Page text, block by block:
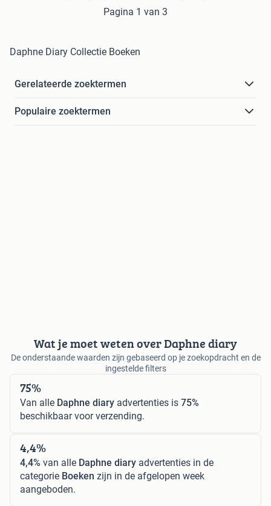
Pagina 1 van 3
Daphne Diary Collectie Boeken
Gerelateerde zoektermen
Populaire zoektermen
Wat je moet weten over Daphne diary
De onderstaande waarden zijn gebaseerd op je zoekopdracht en de
ingestelde filters
75%
Van alle Daphne diary advertenties is 75%
beschikbaar voor verzending.
4,4%
4,4% van alle Daphne diary advertenties in de
categorie Boeken zijn in de afgelopen week
aangeboden.